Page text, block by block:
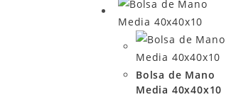
Bolsa de Mano
Media 40x40x10